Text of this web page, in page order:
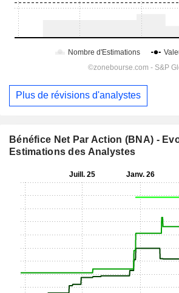
Plus de révisions d'analystes
Bénéfice Net Par Action (BNA) -
Estimations des Analystes